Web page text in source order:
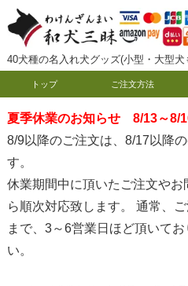
40犬種の名入れ犬グッズ(小型・大型
トップ ご注文方法
夏季休業のお知らせ 8/13～8/
8/9以降のご注文は、8/17以降
す。
休業期間中に頂いたご注文や
ら順次対応致します。 通常、
まで、3～6営業日ほど頂いて
い。